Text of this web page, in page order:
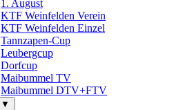
1. August
KTF Weinfelden Verein
KTF Weinfelden Einzel
Tannzapen-Cup
Leubergcup
Dorfcup
Maibummel TV
Maibummel DTV+FTV
▼